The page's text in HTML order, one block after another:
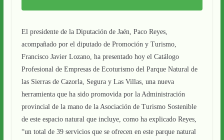
El presidente de la Diputación de Jaén, Paco Reyes,
acompañado por el diputado de Promoción y Turismo,
Francisco Javier Lozano, ha presentado hoy el Catálogo
Profesional de Empresas de Ecoturismo del Parque Natural de
las Sierras de Cazorla, Segura y Las Villas, una nueva
herramienta que ha sido promovida por la Administración
provincial de la mano de la Asociación de Turismo Sostenible
de este espacio natural que incluye, como ha explicado Reyes,
“un total de 39 servicios que se ofrecen en este parque natural